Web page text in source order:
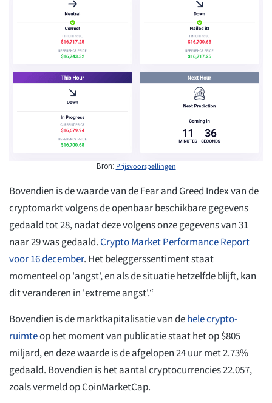
Bron: Prijsvoorspellingen
Bovendien is de waarde van de Fear and Greed Index van de
cryptomarkt volgens de openbaar beschikbare gegevens
gedaald tot 28, nadat deze volgens onze gegevens van 31
naar 29 was gedaald.Crypto Market Performance Report
voor 16 december. Het beleggerssentiment staat
momenteel op 'angst', en als de situatie hetzelfde blijft, kan
dit veranderen in 'extreme angst'.“
Bovendien is de marktkapitalisatie van dehele crypto-
ruimteop het moment van publicatie staat het op $805
miljard, en deze waarde is de afgelopen 24 uur met 2.73%
gedaald. Bovendien is het aantal cryptocurrencies 22.057,
zoals vermeld op CoinMarketCap.